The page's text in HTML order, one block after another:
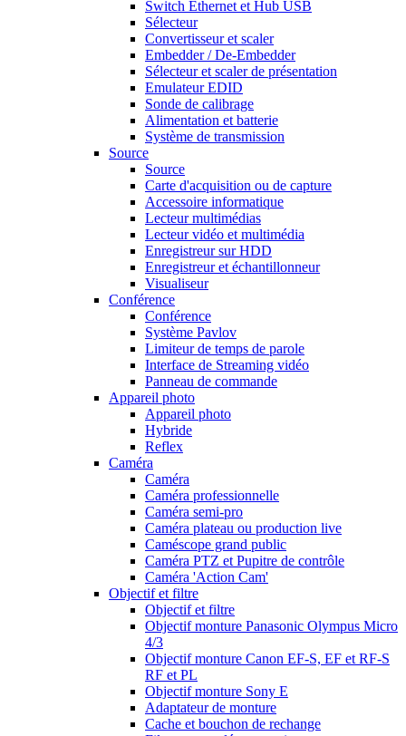
Switch Ethernet et Hub USB
Sélecteur
Convertisseur et scaler
Embedder / De-Embedder
Sélecteur et scaler de présentation
Emulateur EDID
Sonde de calibrage
Alimentation et batterie
Système de transmission
Source
Source
Carte d'acquisition ou de capture
Accessoire informatique
Lecteur multimédias
Lecteur vidéo et multimédia
Enregistreur sur HDD
Enregistreur et échantillonneur
Visualiseur
Conférence
Conférence
Système Pavlov
Limiteur de temps de parole
Interface de Streaming vidéo
Panneau de commande
Appareil photo
Appareil photo
Hybride
Reflex
Caméra
Caméra
Caméra professionnelle
Caméra semi-pro
Caméra plateau ou production live
Caméscope grand public
Caméra PTZ et Pupitre de contrôle
Caméra 'Action Cam'
Objectif et filtre
Objectif et filtre
Objectif monture Panasonic Olympus Micro
4/3
Objectif monture Canon EF-S, EF et RF-S
RF et PL
Objectif monture Sony E
Adaptateur de monture
Cache et bouchon de rechange